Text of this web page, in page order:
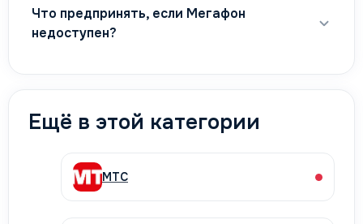
Что предпринять, если Мегафон
недоступен?
Ещё в этой категории
МТС